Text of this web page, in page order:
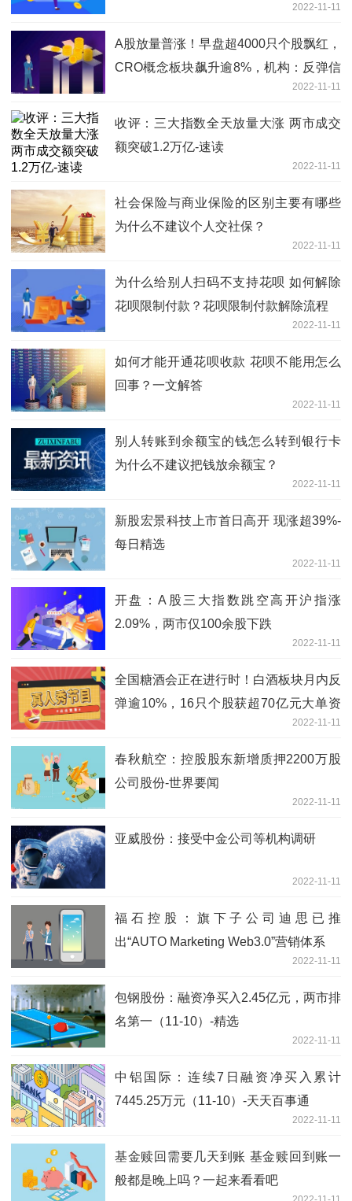
2022-11-11
A股放量普涨！早盘超4000只个股飘红，
CRO概念板块飙升逾8%，机构：反弹信
2022-11-11
收评：三大指数全天放量大涨 两市成交
额突破1.2万亿-速读
2022-11-11
社会保险与商业保险的区别主要有哪些
为什么不建议个人交社保？
2022-11-11
为什么给别人扫码不支持花呗 如何解除
花呗限制付款？花呗限制付款解除流程
2022-11-11
如何才能开通花呗收款 花呗不能用怎么
回事？一文解答
2022-11-11
别人转账到余额宝的钱怎么转到银行卡
为什么不建议把钱放余额宝？
2022-11-11
新股宏景科技上市首日高开 现涨超39%-
每日精选
2022-11-11
开盘：A股三大指数跳空高开沪指涨
2.09%，两市仅100余股下跌
2022-11-11
全国糖酒会正在进行时！白酒板块月内反
弹逾10%，16只个股获超70亿元大单资
2022-11-11
春秋航空：控股股东新增质押2200万股
公司股份-世界要闻
2022-11-11
亚威股份：接受中金公司等机构调研
2022-11-11
福石控股：旗下子公司迪思已推
出“AUTO Marketing Web3.0”营销体系
2022-11-11
包钢股份：融资净买入2.45亿元，两市排
名第一（11-10）-精选
2022-11-11
中铝国际：连续7日融资净买入累计
7445.25万元（11-10）-天天百事通
2022-11-11
基金赎回需要几天到账 基金赎回到账一
般都是晚上吗？一起来看看吧